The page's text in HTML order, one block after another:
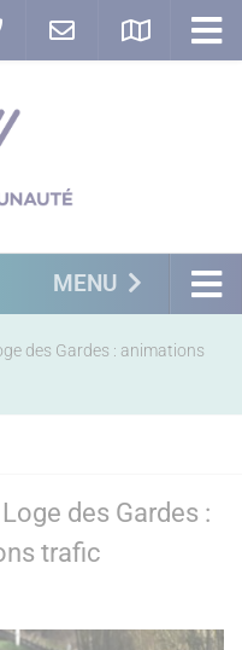
MENU
des Gardes : animations
des Gardes :
trafic